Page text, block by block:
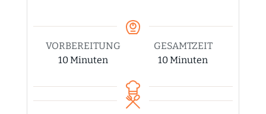
VORBEREITUNG
10Minuten
Minuten
GESAMTZEIT
10Minuten
Minuten